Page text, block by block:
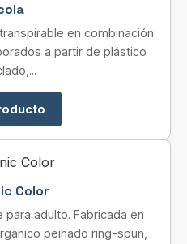
en combinación
a partir de plástico
Color
adulto. Fabricada en
peinado ring-spun,